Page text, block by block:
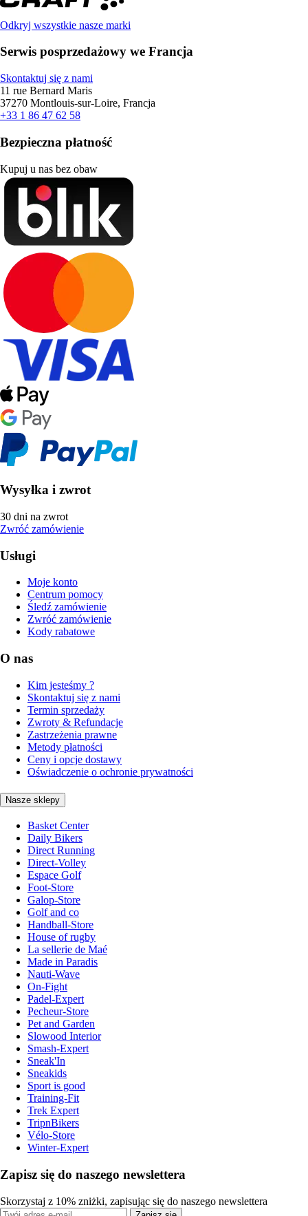
Odkryj wszystkie nasze marki
Serwis posprzedażowy we Francja
Skontaktuj się z nami
11 rue Bernard Maris
37270 Montlouis-sur-Loire, Francja
+33 1 86 47 62 58
Bezpieczna płatność
Kupuj u nas bez obaw
Wysyłka i zwrot
30 dni na zwrot
Zwróć zamówienie
Usługi
Moje konto
Centrum pomocy
Śledź zamówienie
Zwróć zamówienie
Kody rabatowe
O nas
Kim jesteśmy ?
Skontaktuj się z nami
Termin sprzedaży
Zwroty & Refundacje
Zastrzeżenia prawne
Metody płatności
Ceny i opcje dostawy
Oświadczenie o ochronie prywatności
Nasze sklepy
Basket Center
Daily Bikers
Direct Running
Direct-Volley
Espace Golf
Foot-Store
Galop-Store
Golf and co
Handball-Store
House of rugby
La sellerie de Maé
Made in Paradis
Nauti-Wave
On-Fight
Padel-Expert
Pecheur-Store
Pet and Garden
Slowood Interior
Smash-Expert
Sneak'In
Sneakids
Sport is good
Training-Fit
Trek Expert
TripnBikers
Vélo-Store
Winter-Expert
Zapisz się do naszego newslettera
Skorzystaj z 10% zniżki, zapisując się do naszego newslettera